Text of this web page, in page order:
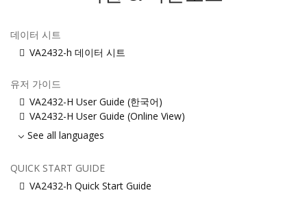
데이터 시트
VA2432-h 데이터 시트
유저 가이드
VA2432-H User Guide (한국어)
VA2432-H User Guide (Online View)
See all languages
QUICK START GUIDE
VA2432-h Quick Start Guide